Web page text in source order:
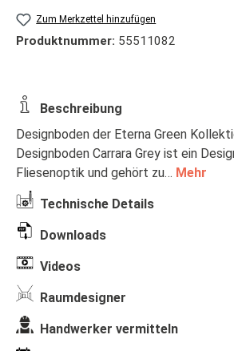
Zum Merkzettel hinzufügen
Produktnummer: 55511082
Beschreibung
Designboden der Eterna Green
Designboden Carrara Grey ist ein
Fliesenoptik und gehört zu… Mehr
Technische Details
Downloads
Videos
Raumdesigner
Handwerker vermitteln